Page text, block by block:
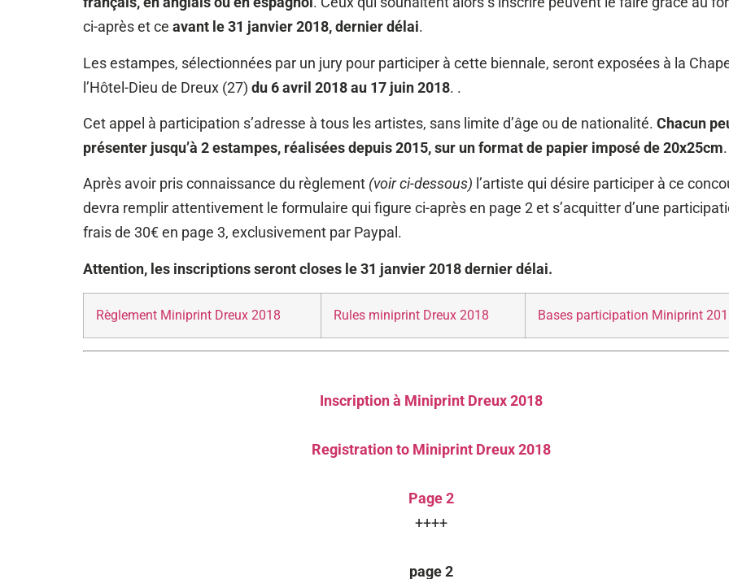
ci-après et ce avant le 31 janvier 2018, dernier délai.
Les estampes, sélectionnées par un jury pour participer à cette biennale, seront exposées à la
l’Hôtel-Dieu de Dreux (27) du 6 avril 2018 au 17 juin 2018. .
Cet appel à participation s’adresse à tous les artistes, sans limite d’âge ou de nationalité. Chacun
présenter jusqu’à 2 estampes, réalisées depuis 2015, sur un format de papier imposé de 20x25cm.
Après avoir pris connaissance du règlement (voir ci-dessous) l’artiste qui désire participer à ce
devra remplir attentivement le formulaire qui figure ci-après en page 2 et s’acquitter d’une
frais de 30€ en page 3, exclusivement par Paypal.
Attention, les inscriptions seront closes le 31 janvier 2018 dernier délai.
Règlement Miniprint Dreux 2018 Rules miniprint Dreux 2018 Bases participation Miniprint
Inscription à Miniprint Dreux 2018
Registration to Miniprint Dreux 2018
Page 2
++++
page 2